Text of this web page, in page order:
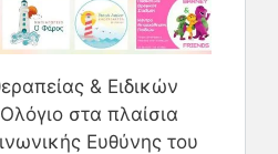
& Ειδικών
στα πλαίσια
Ευθύνης του